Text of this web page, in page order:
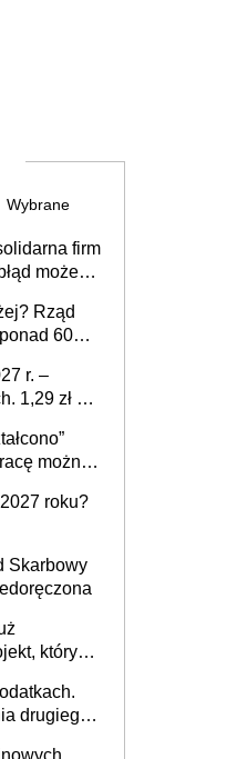
Wybrane
firm
może
Rząd
60
r. –
1,29 zł za
można
roku?
Skarbowy
który
drugiego